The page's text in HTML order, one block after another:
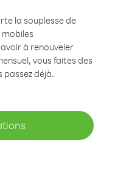
la souplesse de
mobiles
à renouveler
vous faites des
passez déjà.